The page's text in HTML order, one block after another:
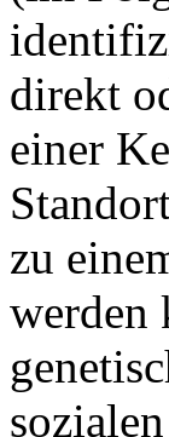
direkt
einer
zu
werden